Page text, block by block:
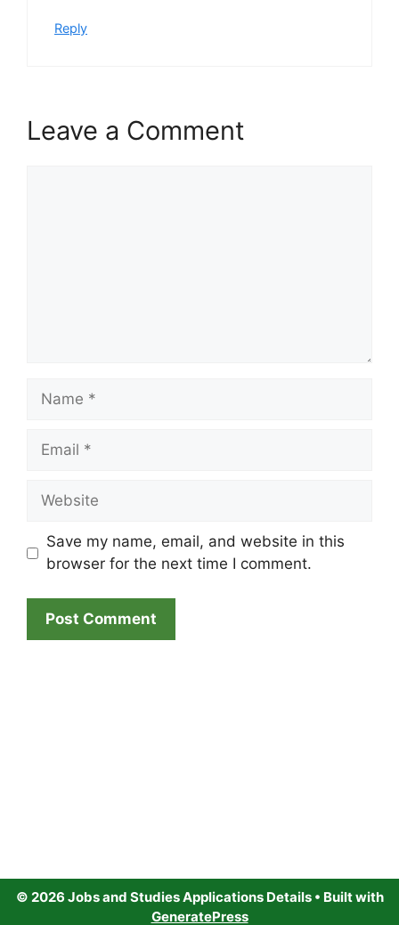
Reply
Leave a Comment
Name
Email
Website
Save my name, email, and website in this
browser for the next time I comment.
© 2026 Jobs and Studies Applications Details• Built with
GeneratePress